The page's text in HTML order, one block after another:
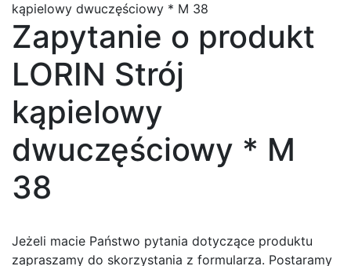
kąpielowy dwuczęściowy * M 38
Zapytanie o produkt
LORIN Strój
kąpielowy
dwuczęściowy * M
38
Jeżeli macie Państwo pytania dotyczące produktu
zapraszamy do skorzystania z formularza. Postaramy